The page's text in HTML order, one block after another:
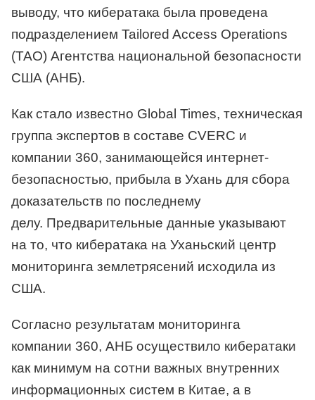
выводу, что кибератака была проведена
подразделением Tailored Access Operations
(TAO) Агентства национальной безопасности
США (АНБ).
Как стало известно Global Times, техническая
группа экспертов в составе CVERC и
компании 360, занимающейся интернет-
безопасностью, прибыла в Ухань для сбора
доказательств по последнему
делу. Предварительные данные указывают
на то, что кибератака на Уханьский центр
мониторинга землетрясений исходила из
США.
Согласно результатам мониторинга
компании 360, АНБ осуществило кибератаки
как минимум на сотни важных внутренних
информационных систем в Китае, а в